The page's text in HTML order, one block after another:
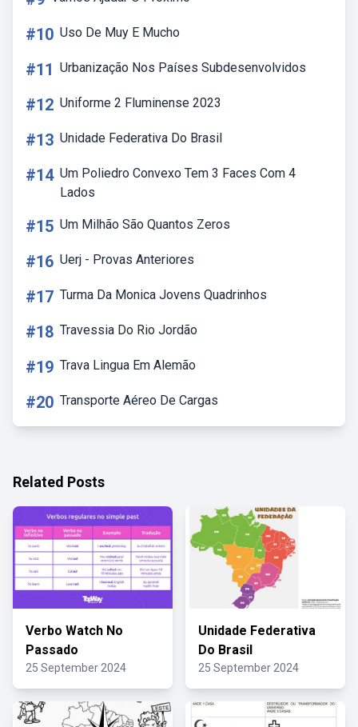
#10 Uso De Muy E Mucho
#11 Urbanização Nos Países Subdesenvolvidos
#12 Uniforme 2 Fluminense 2023
#13 Unidade Federativa Do Brasil
#14 Um Poliedro Convexo Tem 3 Faces Com 4
Lados
#15 Um Milhão São Quantos Zeros
#16 Uerj - Provas Anteriores
#17 Turma Da Monica Jovens Quadrinhos
#18 Travessia Do Rio Jordão
#19 Trava Lingua Em Alemão
#20 Transporte Aéreo De Cargas
Related Posts
Verbo Watch No
Passado
25 September 2024
Unidade Federativa
Do Brasil
25 September 2024